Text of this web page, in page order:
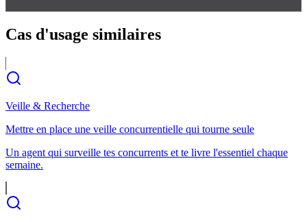
Cas d'usage similaires
Veille & Recherche
Mettre en place une veille concurrentielle qui tourne seule
Un agent qui surveille tes concurrents et te livre l'essentiel chaque
semaine.